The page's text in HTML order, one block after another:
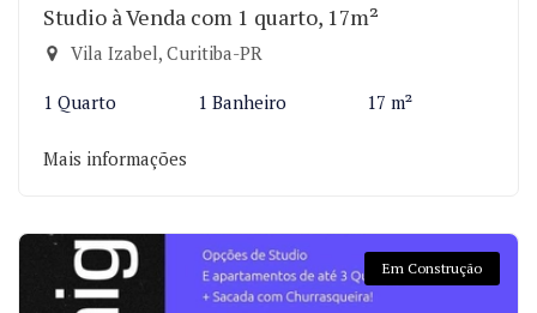
Studio à Venda com 1 quarto, 17m²
Vila Izabel, Curitiba-PR
1 Quarto 1 Banheiro 17 m²
Mais informações
Em Construção